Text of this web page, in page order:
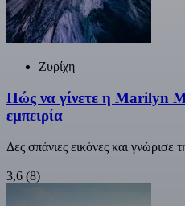
Ζυρίχη
Πώς να γίνετε η Marilyn
εμπειρία
Δες σπάνιες εικόνες και γνώρισε
3,6 (8)